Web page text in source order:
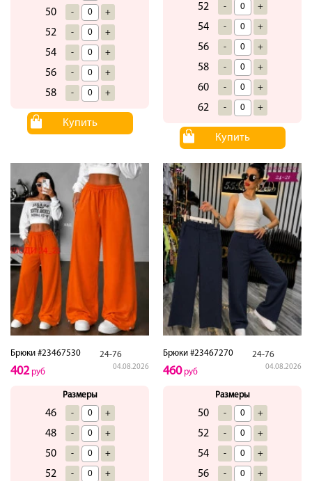
50 - +
52 - +
54 - +
56 - +
58 - +
Купить
52 - +
54 - +
56 - +
58 - +
60 - +
62 - +
Купить
Брюки #23467530 24-76
04.08.2026
402руб
Размеры
46 - +
48 - +
50 - +
52 - +
Брюки #23467270 24-76
04.08.2026
460руб
Размеры
50 - +
52 - +
54 - +
56 - +